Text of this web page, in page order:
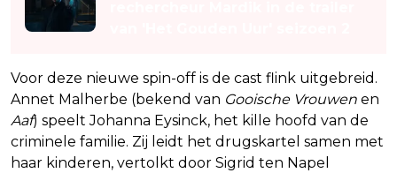
Voor deze nieuwe spin-off is de cast flink uitgebreid.
Annet Malherbe (bekend van Gooische Vrouwen en
Aaf) speelt Johanna Eysinck, het kille hoofd van de
criminele familie. Zij leidt het drugskartel samen met
haar kinderen, vertolkt door Sigrid ten Napel